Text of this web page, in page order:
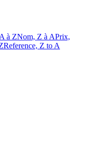
à ZNom, Z à APrix,
Reference, Z to A